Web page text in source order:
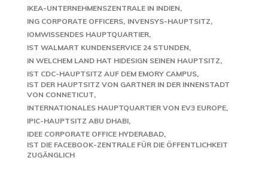
IKEA-UNTERNEHMENSZENTRALE IN INDIEN
ING CORPORATE OFFICERS INVENSYS-HAUPTSITZ
IOMWISSENDES HAUPTQUARTIER
IST WALMART KUNDENSERVICE 24 STUNDEN
IN WELCHEM LAND HAT HIDESIGN SEINEN HAUPTSITZ
IST CDC-HAUPTSITZ AUF DEM EMORY CAMPUS
IST DER HAUPTSITZ VON GARTNER IN DER INNENSTADT
VON CONNETICUT
INTERNATIONALES HAUPTQUARTIER VON EV3 EUROPE
IPIC-HAUPTSITZ ABU DHABI
IDEE CORPORATE OFFICE HYDERABAD
IST DIE FACEBOOK-ZENTRALE FÜR DIE ÖFFENTLICHKEIT
ZUGÄNGLICH